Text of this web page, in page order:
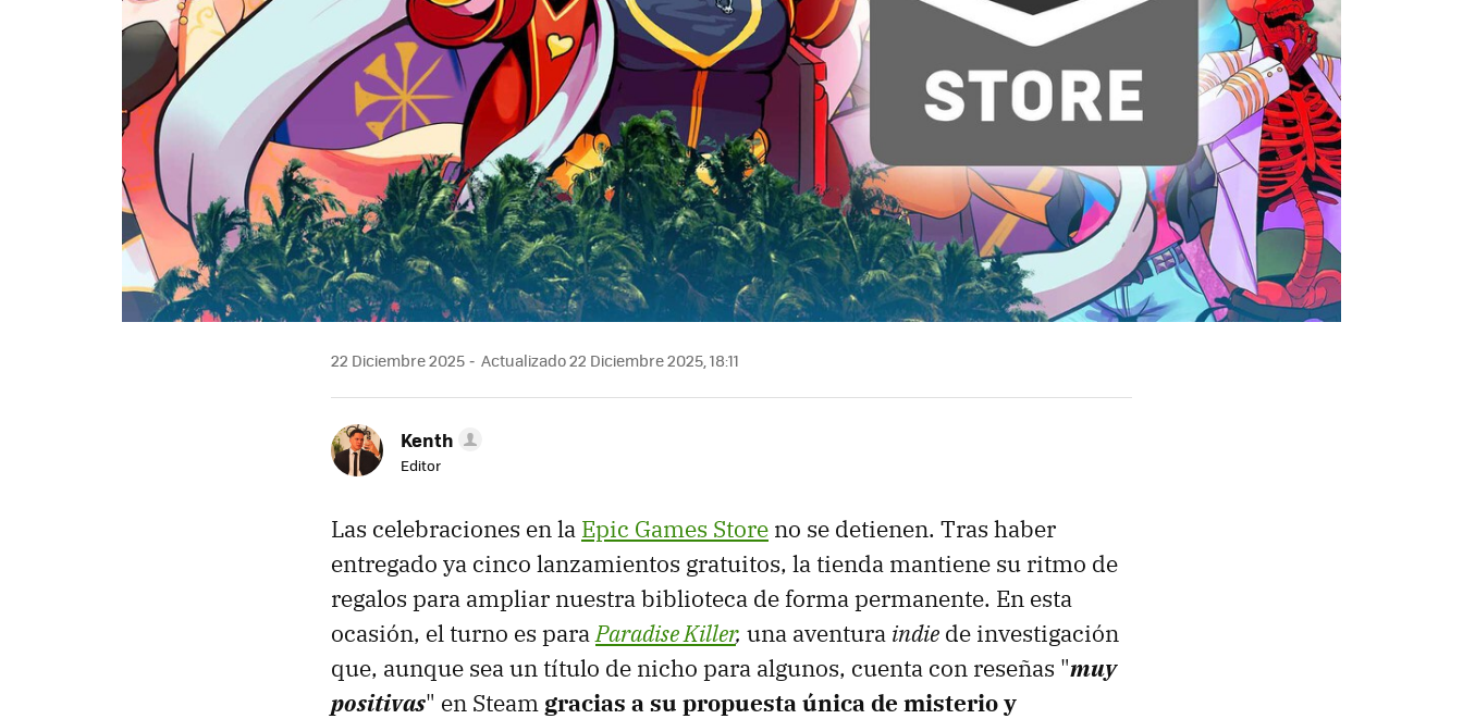
22 Diciembre 2025 Actualizado 22 Diciembre 2025, 18:11
Kenth
Editor
Las celebraciones en la Epic Games Store no se detienen. Tras haber
entregado ya cinco lanzamientos gratuitos, la tienda mantiene su ritmo de
regalos para ampliar nuestra biblioteca de forma permanente. En esta
ocasión, el turno es paraParadise Killer, una aventura indie de investigación
que, aunque sea un título de nicho para algunos, cuenta con reseñas "muy
positivas" en Steam gracias a su propuesta única de misterio y